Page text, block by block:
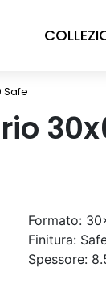
Safe
Formato:
Finitura:
Spessore: